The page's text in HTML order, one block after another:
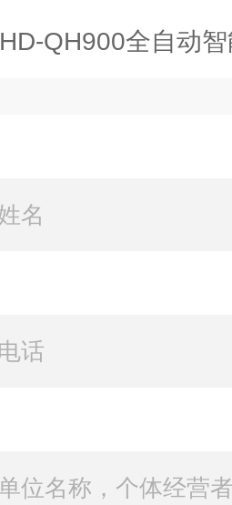
HD-QH900全自动